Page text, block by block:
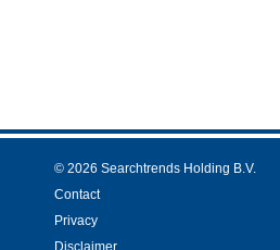
© 2026 Searchtrends Holding B.V.
Contact
Privacy
Disclaimer